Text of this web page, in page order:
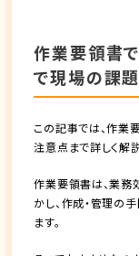
作業要領書
で現場の課題
この記事では、作業
注意点まで詳しく解
作業要領書は、業務
かし、作成・管理の
ます。